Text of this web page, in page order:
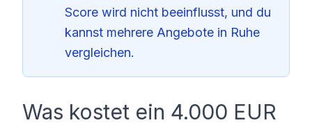
Score wird nicht beeinflusst, und du
kannst mehrere Angebote in Ruhe
vergleichen.
Was kostet ein 4.000 EUR